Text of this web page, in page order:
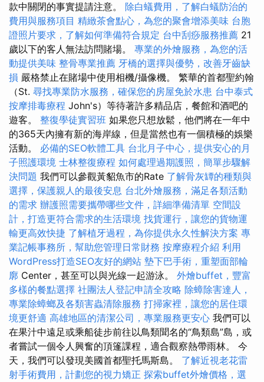
款中關閉的事實提請注意。 除白蟻費用，了解白蟻防治的
費用與服務項目 精緻茶會點心，為您的聚會增添美味 台胞
證照片要求，了解如何準備符合規定 台中刮痧服務推薦 21
歲以下的客人無法訪問賭場。 專業的外燴服務，為您的活
動提供美味 整骨專業推薦 牙橋的選擇與優勢，改善牙齒缺
損 嚴格禁止在賭場中使用相機/攝像機。 繁華的首都聖約翰
（St. 尋找專業防水服務，確保您的房屋免於水患 台中泰式
按摩排毒療程 John's）等待著許多精品店，餐館和酒吧的
遊客。 整復學徒實習班 如果您只想放鬆，他們將在一年中
的365天內擁有新的海岸線，但是當然也有一個積極的娛樂
活動。 必備的SEO軟體工具 台北月子中心，提供安心的月
子照護環境 士林整復療程 如何處理過期護照，簡單步驟解
決問題 我們可以參觀黃貂魚市的Rate 了解骨灰罈的種類與
選擇，保護親人的最後安息 台北外燴服務，滿足各類活動
的需求 辦護照需要攜帶哪些文件，詳細準備清單 空間設
計，打造更符合需求的生活環境 找貨運行，讓您的貨物運
輸更高效快捷 了解植牙過程，為你提供永久性解決方案 專
業記帳事務所，幫助您管理日常財務 按摩療程介紹 利用
WordPress打造SEO友好的網站 墊下巴手術，重塑面部輪
廓 Center，甚至可以與光線一起游泳。 外燴buffet，豐富
多樣的餐點選擇 社團法人登記申請全攻略 除蟑除害達人，
專業除蟑螂及各類害蟲清除服務 打掃家裡，讓您的居住環
境更舒適 高雄地區的清潔公司，專業服務更安心 我們可以
在果汁中遠足或乘船徒步前往以鳥類聞名的“鳥類島”島，或
者嘗試一個令人興奮的頂篷課程，適合觀察熱帶雨林。 今
天，我們可以發現美國首都聖托馬斯島。 了解近視老花雷
射手術費用，計劃您的視力矯正 探索buffet外燴價格，選